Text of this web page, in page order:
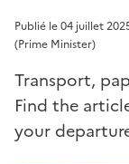
Publié le 04 juillet
(Prime Minister)
Transport,
Find the
your